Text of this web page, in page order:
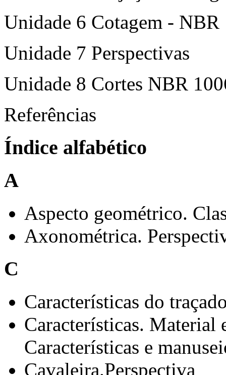
Unidade 6 Cotagem - NBR
Unidade 7 Perspectivas
Unidade 8 Cortes NBR
Referências
Índice alfabético
A
Aspecto geométrico.
Axonométrica.
C
Características do
Características. Material
Características e
Cavaleira.Perspectiva